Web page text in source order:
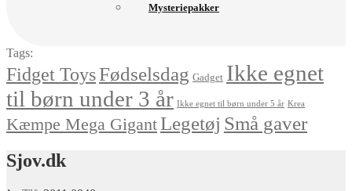
Mysteriepakker
Tags:
Fidget ToysFødselsdag Gadget Ikke egnet
til børn under 3 år Ikke egnet til børn under 5 år Krea
Kæmpe Mega GigantLegetøj Små gaver
Sjov.dk